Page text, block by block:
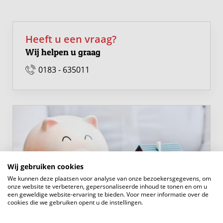
loggia van circa 3,50 m² op het zuiden. Ook hier geniet u
weer van dat prachtige vrije uitzicht.
De badkamer is modern en compleet uitgevoerd. Met
inloopdouche, ligbad, wastafelmeubel, tweede toilet en
designradiator. Een badkamer met comfort én
uitstraling.
Kortom
waar historie, natuur en comfort samenkomen? Dan is
dit uw kans. Deze ruime 4-kamer maisonnette biedt niet
alleen veel woonruimte en een praktische indeling,
Heeft u een vraag?
Wij helpen u graag
0183 - 635011
Wij gebruiken cookies
We kunnen deze plaatsen voor analyse van onze bezoekersgegevens, om
onze website te verbeteren, gepersonaliseerde inhoud te tonen en om u
een geweldige website-ervaring te bieden. Voor meer informatie over de
cookies die we gebruiken opent u de instellingen.